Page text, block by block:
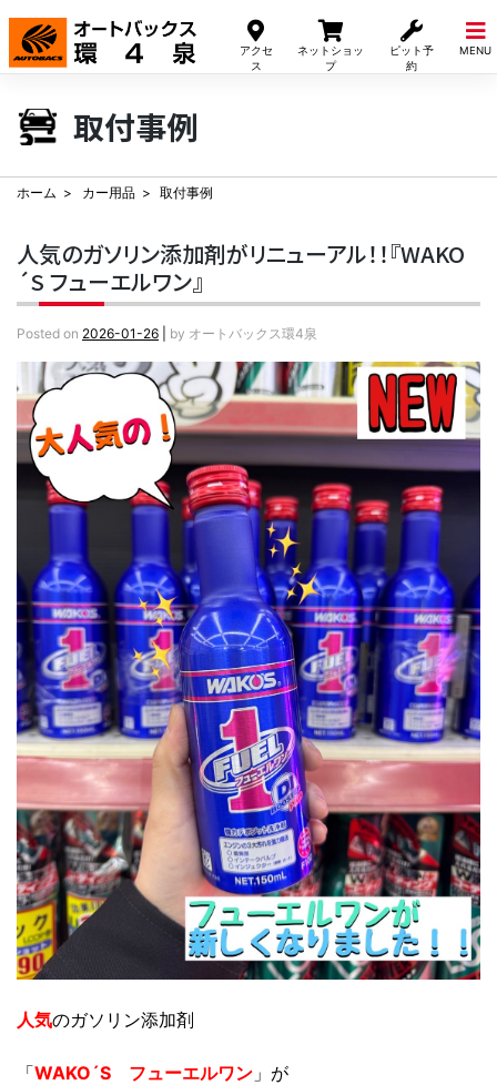
アクセ
ス
ネットショッ
プ
ピット予
約
MENU
Skip
content
取付事例
ホーム カー用品 取付事例
人気のガソリン添加剤がリニューアル！！『WAKO
´S フューエルワン』
Posted on 2026-01-26 by オートバックス環4泉
人気のガソリン添加剤
「WAKO´S フューエルワン 」が